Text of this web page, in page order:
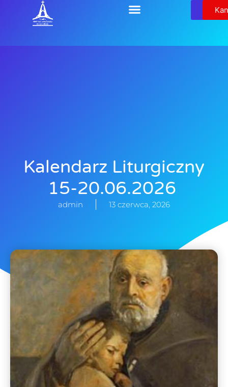
Kalendarz Liturgiczny
15-20.06.2026
admin 13 czerwca, 2026